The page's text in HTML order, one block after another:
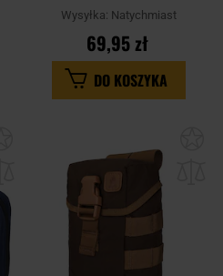
Green
Wysyłka: Natychmiast
69,95 zł
DO KOSZYKA
schowka